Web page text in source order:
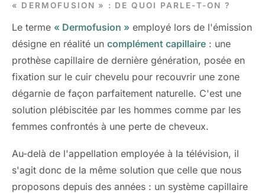
« DERMOFUSION » : DE QUOI PARLE-T-ON ?
Le terme « Dermofusion » employé lors de l'émission
désigne en réalité un complément capillaire : une
prothèse capillaire de dernière génération, posée en
fixation sur le cuir chevelu pour recouvrir une zone
dégarnie de façon parfaitement naturelle. C'est une
solution plébiscitée par les hommes comme par les
femmes confrontés à une perte de cheveux.
Au-delà de l'appellation employée à la télévision, il
s'agit donc de la même solution que celle que nous
proposons depuis des années : un système capillaire